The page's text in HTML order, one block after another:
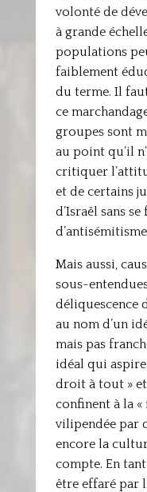
volonté de
à grande
populations
faiblement
du terme. Il
ce
groupes sont
au point qu’il
critiquer
et de certains
d’Israël sans
Mais aussi,
sous-
déliquescence
au nom d’un
mais pas
idéal qui
droit à tout »
confinent à la
vilipendée par
encore la
compte. En
être effaré par